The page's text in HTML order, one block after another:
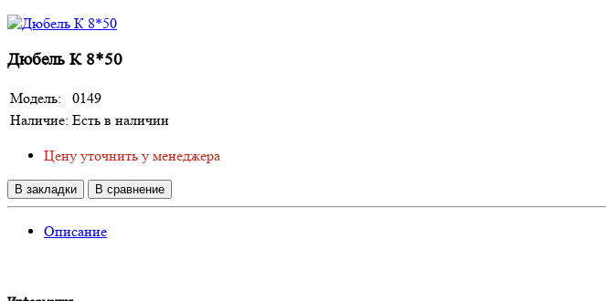
Дюбель К 8*50
Модель:
0149
Наличие: Есть в наличии
Цену уточнить у менеджера
В закладки В сравнение
Описание